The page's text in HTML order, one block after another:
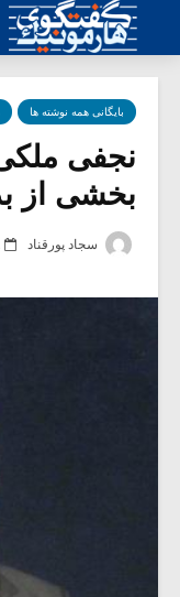
بایگانی همه نوشته ها
نجفی
بخشی از
سجاد پورقناد